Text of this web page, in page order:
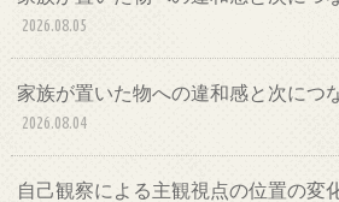
2026.08.05
家族が置いた物への違和感と次につ
2026.08.04
自己観察による主観視点の位置の変